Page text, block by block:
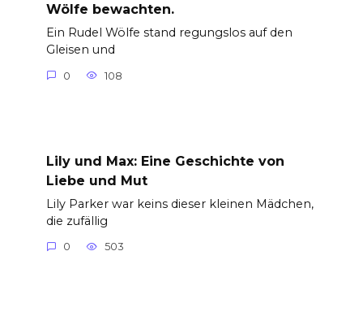
Wölfe bewachten.
Ein Rudel Wölfe stand regungslos auf den
Gleisen und
0 108
Lily und Max: Eine Geschichte von
Liebe und Mut
Lily Parker war keins dieser kleinen Mädchen,
die zufällig
0 503